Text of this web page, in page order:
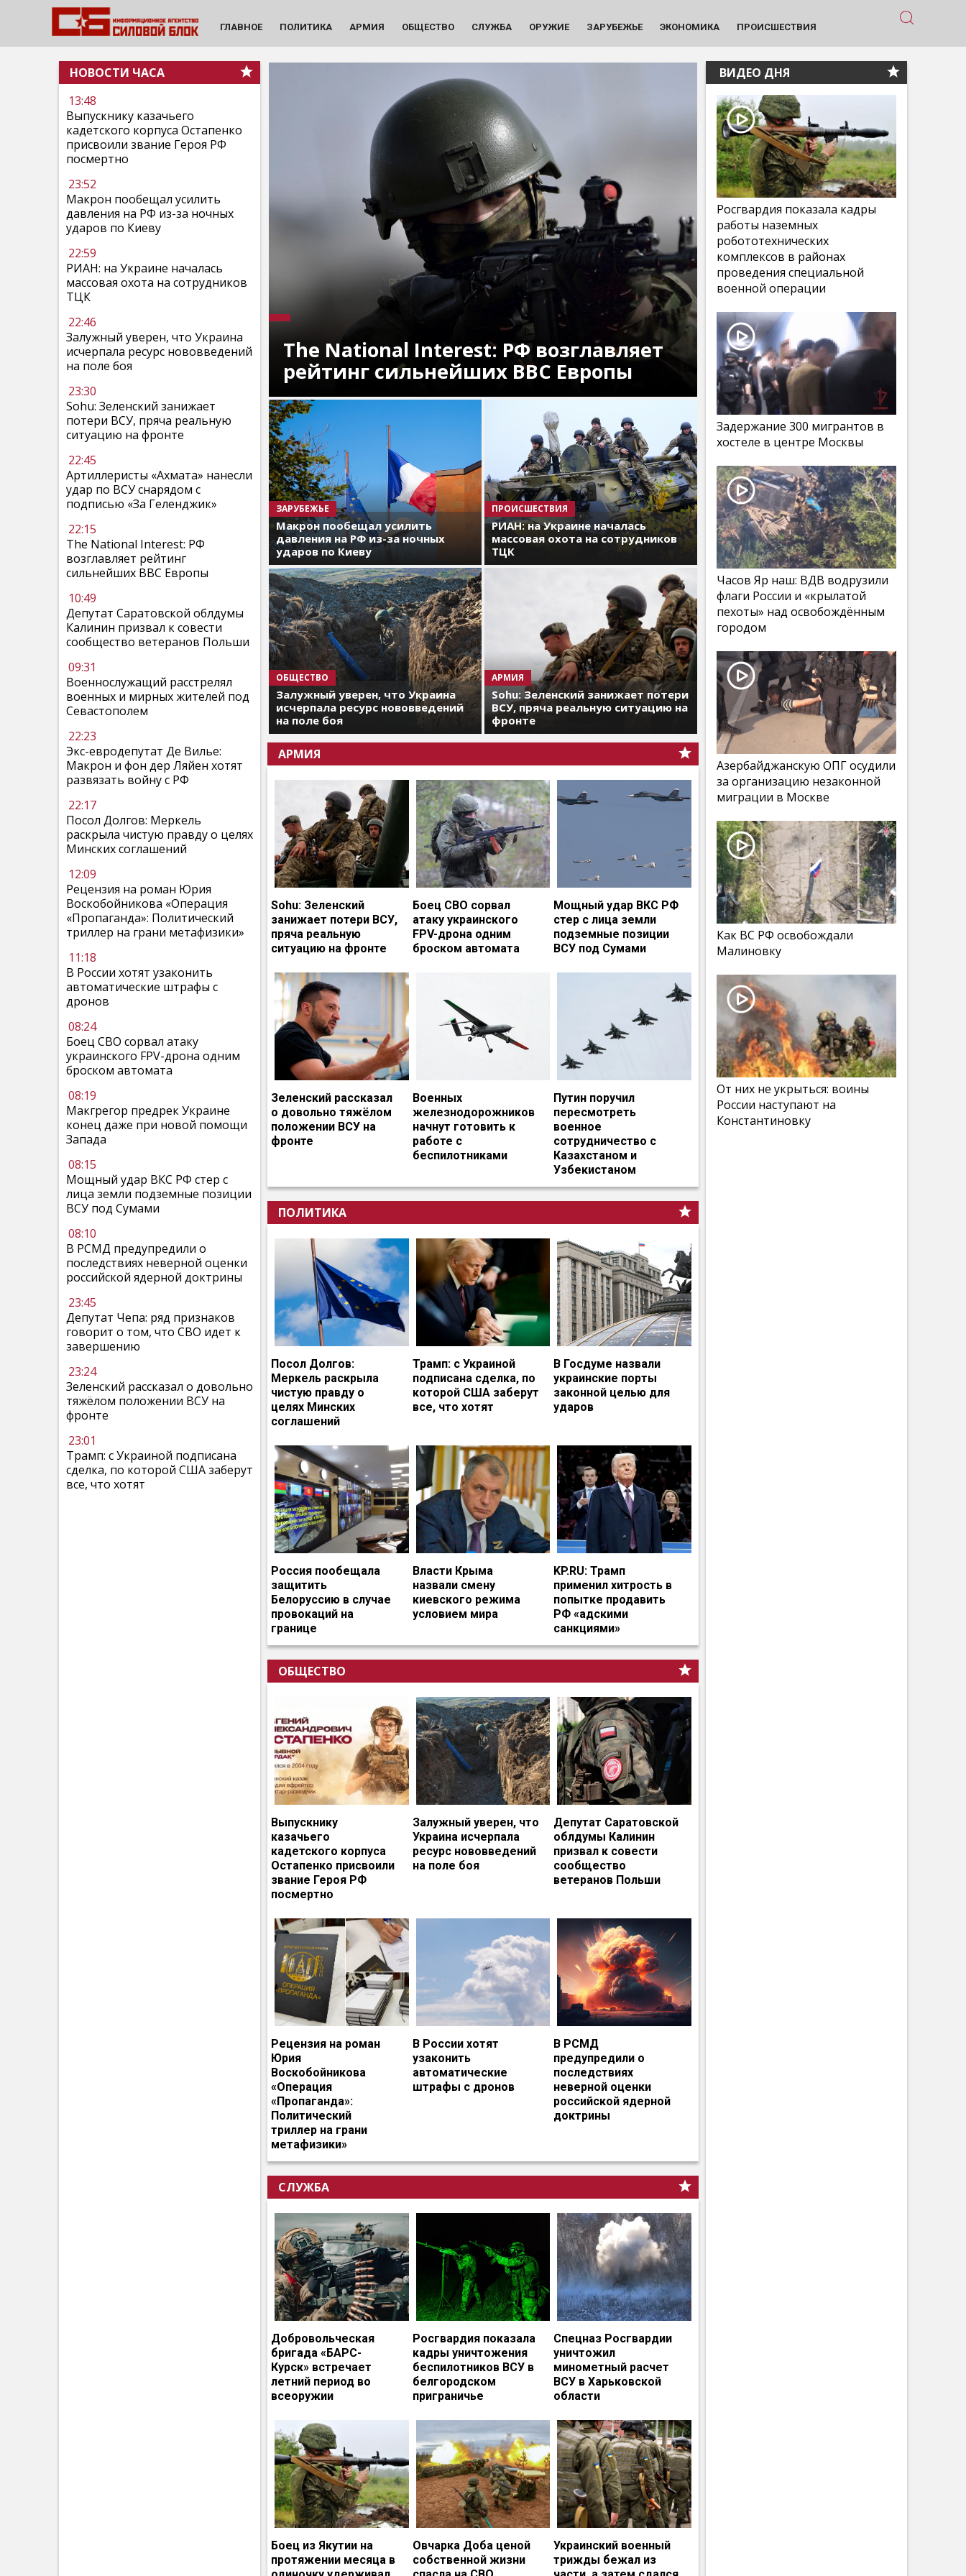
ГЛАВНОЕ ПОЛИТИКА АРМИЯ ОБЩЕСТВО СЛУЖБА ОРУЖИЕ ЗАРУБЕЖЬЕ ЭКОНОМИКА ПРОИСШЕСТВИЯ
НОВОСТИ ЧАСА
13:48
Выпускнику казачьего
кадетского корпуса Остапенко
присвоили звание Героя РФ
посмертно
23:52
Макрон пообещал усилить
давления на РФ из-за ночных
ударов по Киеву
22:59
РИАН: на Украине началась
массовая охота на сотрудников
ТЦК
22:46
Залужный уверен, что Украина
исчерпала ресурс нововведений
на поле боя
23:30
Sohu: Зеленский занижает
потери ВСУ, пряча реальную
ситуацию на фронте
22:45
Артиллеристы «Ахмата» нанесли
удар по ВСУ снарядом с
подписью «За Геленджик»
22:15
The National Interest: РФ
возглавляет рейтинг
сильнейших ВВС Европы
10:49
Депутат Саратовской облдумы
Калинин призвал к совести
сообщество ветеранов Польши
09:31
Военнослужащий расстрелял
военных и мирных жителей под
Севастополем
22:23
Экс-евродепутат Де Вилье:
Макрон и фон дер Ляйен хотят
развязать войну с РФ
22:17
Посол Долгов: Меркель
раскрыла чистую правду о целях
Минских соглашений
12:09
Рецензия на роман Юрия
Воскобойникова «Операция
«Пропаганда»: Политический
триллер на грани метафизики»
11:18
В России хотят узаконить
автоматические штрафы с
дронов
08:24
Боец СВО сорвал атаку
украинского FPV-дрона одним
броском автомата
08:19
Макгрегор предрек Украине
конец даже при новой помощи
Запада
08:15
Мощный удар ВКС РФ стер с
лица земли подземные позиции
ВСУ под Сумами
08:10
В РСМД предупредили о
последствиях неверной оценки
российской ядерной доктрины
23:45
Депутат Чепа: ряд признаков
говорит о том, что СВО идет к
завершению
23:24
Зеленский рассказал о довольно
тяжёлом положении ВСУ на
фронте
23:01
Трамп: с Украиной подписана
сделка, по которой США заберут
все, что хотят
The National Interest: РФ возглавляет
рейтинг сильнейших ВВС Европы
ЗАРУБЕЖЬЕ
Макрон пообещал усилить
давления на РФ из-за ночных
ударов по Киеву
ПРОИСШЕСТВИЯ
РИАН: на Украине началась
массовая охота на сотрудников
ТЦК
ОБЩЕСТВО
Залужный уверен, что Украина
исчерпала ресурс нововведений
на поле боя
АРМИЯ
Sohu: Зеленский занижает потери
ВСУ, пряча реальную ситуацию на
фронте
АРМИЯ
Sohu: Зеленский
занижает потери ВСУ,
пряча реальную
ситуацию на фронте
Боец СВО сорвал
атаку украинского
FPV-дрона одним
броском автомата
Мощный удар ВКС РФ
стер с лица земли
подземные позиции
ВСУ под Сумами
Зеленский рассказал
о довольно тяжёлом
положении ВСУ на
фронте
Военных
железнодорожников
начнут готовить к
работе с
беспилотниками
Путин поручил
пересмотреть
военное
сотрудничество с
Казахстаном и
Узбекистаном
ПОЛИТИКА
Посол Долгов:
Меркель раскрыла
чистую правду о
целях Минских
соглашений
Трамп: с Украиной
подписана сделка, по
которой США заберут
все, что хотят
В Госдуме назвали
украинские порты
законной целью для
ударов
Россия пообещала
защитить
Белоруссию в случае
провокаций на
границе
Власти Крыма
назвали смену
киевского режима
условием мира
KP.RU: Трамп
применил хитрость в
попытке продавить
РФ «адскими
санкциями»
ОБЩЕСТВО
Выпускнику
казачьего
кадетского корпуса
Остапенко присвоили
звание Героя РФ
посмертно
Залужный уверен, что
Украина исчерпала
ресурс нововведений
на поле боя
Депутат Саратовской
облдумы Калинин
призвал к совести
сообщество
ветеранов Польши
Рецензия на роман
Юрия
Воскобойникова
«Операция
«Пропаганда»:
Политический
триллер на грани
метафизики»
В России хотят
узаконить
автоматические
штрафы с дронов
В РСМД
предупредили о
последствиях
неверной оценки
российской ядерной
доктрины
СЛУЖБА
Добровольческая
бригада «БАРС-
Курск» встречает
летний период во
всеоружии
Росгвардия показала
кадры уничтожения
беспилотников ВСУ в
белгородском
приграничье
Спецназ Росгвардии
уничтожил
минометный расчет
ВСУ в Харьковской
области
Боец из Якутии на
протяжении месяца в
Овчарка Доба ценой
собственной жизни
Украинский военный
трижды бежал из
ВИДЕО ДНЯ
Росгвардия показала кадры
работы наземных
робототехнических
комплексов в районах
проведения специальной
военной операции
Задержание 300 мигрантов в
хостеле в центре Москвы
Часов Яр наш: ВДВ водрузили
флаги России и «крылатой
пехоты» над освобождённым
городом
Азербайджанскую ОПГ осудили
за организацию незаконной
миграции в Москве
Как ВС РФ освобождали
Малиновку
От них не укрыться: воины
России наступают на
Константиновку